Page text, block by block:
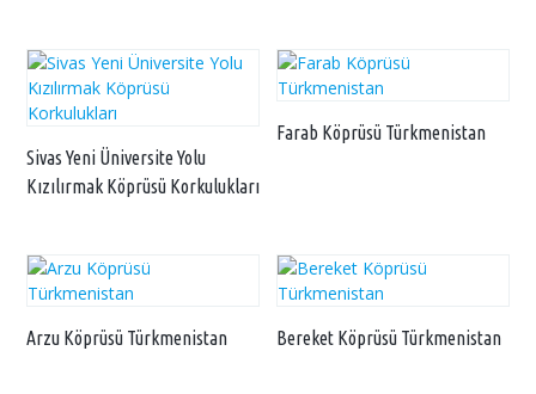
Sivas Yeni Üniversite Yolu
Kızılırmak Köprüsü Korkulukları
Farab Köprüsü Türkmenistan
Arzu Köprüsü Türkmenistan Bereket Köprüsü Türkmenistan